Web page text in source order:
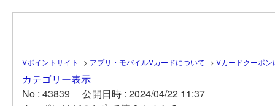
Vポイントサイト > アプリ・モバイルVカードについて > Vカードクーポン
カテゴリー表示
No : 43839
公開日時 : 2024/04/22 11:37